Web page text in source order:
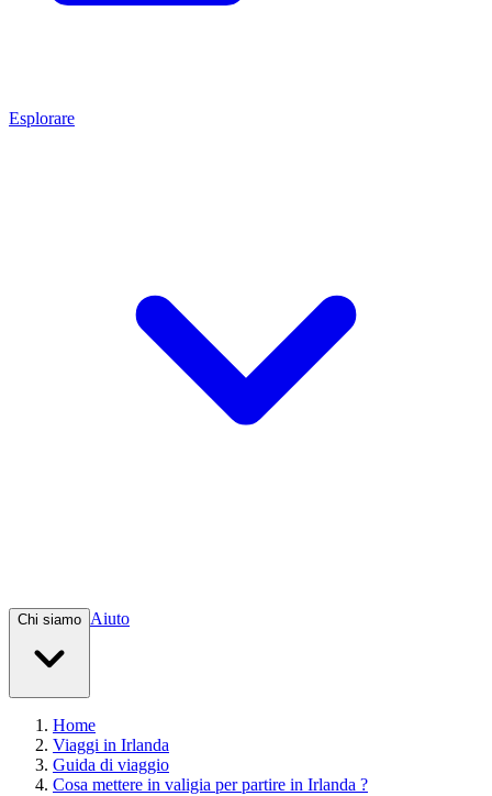
Esplorare
Chi siamo Aiuto
Home
Viaggi in Irlanda
Guida di viaggio
Cosa mettere in valigia per partire in Irlanda ?